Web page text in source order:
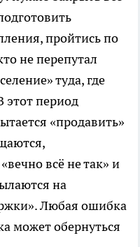
пройтись по
не перепутал
туда, где
этот период
«продавить»
всё не так» и
на
Любая ошибка
может обернуться